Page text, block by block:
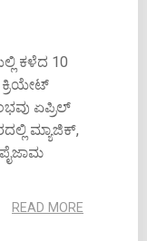
ಕಳೆದ 10
ಕ್ರಿಯೇಟ್
ಏಪ್ರಿಲ್‌
ಮ್ಯಾಜಿಕ್,
READ MORE